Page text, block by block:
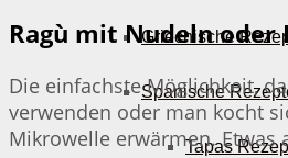
Griechische
Spanische
Tapas
Ragù mit Nudeln
Die einfachste Möglichkeit,
verwenden oder man kocht
Mikrowelle erwärmen. Etwas